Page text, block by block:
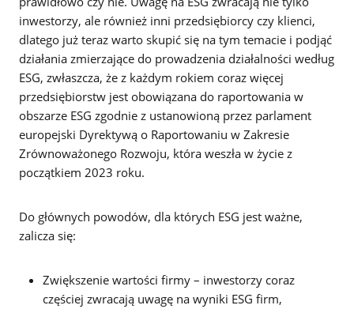
inwestorzy, ale również inni przedsiębiorcy czy klienci,
dlatego już teraz warto skupić się na tym temacie i podjąć
działania zmierzające do prowadzenia działalności według
ESG, zwłaszcza, że z każdym rokiem coraz więcej
przedsiębiorstw jest obowiązana do raportowania w
obszarze ESG zgodnie z ustanowioną przez parlament
europejski Dyrektywą o Raportowaniu w Zakresie
Zrównoważonego Rozwoju, która weszła w życie z
początkiem 2023 roku.
Do głównych powodów, dla których ESG jest ważne,
zalicza się:
Zwiększenie wartości firmy – inwestorzy coraz
częściej zwracają uwagę na wyniki ESG firm,